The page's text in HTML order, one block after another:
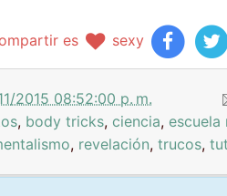
es sexy
2015 08:52:00 p. m.
, body tricks, ciencia, escuela
, revelación, trucos,